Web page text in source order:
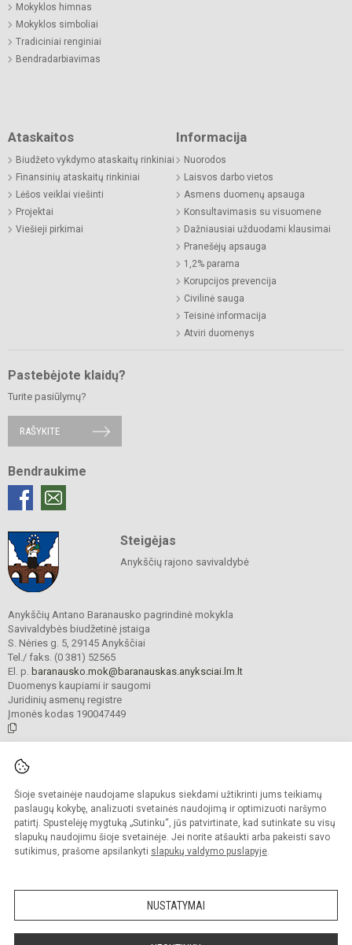
Šioje svetainėje naudojame slapukus siekdami užtikrinti jums teikiamų
paslaugų kokybę, analizuoti svetainės naudojimą ir optimizuoti naršymo
patirtį. Spustelėję mygtuką „Sutinku“, jūs patvirtinate, kad sutinkate su visų
slapukų naudojimu šioje svetainėje. Jei norite atšaukti arba pakeisti savo
sutikimus, prašome apsilankyti slapukų valdymo puslapyje.
NUSTATYMAI
Mokyklos himnas
Mokyklos simboliai
Tradiciniai renginiai
Bendradarbiavimas
Ataskaitos
Biudžeto vykdymo ataskaitų rinkiniai
Finansinių ataskaitų rinkiniai
Lėšos veiklai viešinti
Projektai
Viešieji pirkimai
Informacija
Nuorodos
Laisvos darbo vietos
Asmens duomenų apsauga
Konsultavimasis su visuomene
Dažniausiai užduodami klausimai
Pranešėjų apsauga
1,2% parama
Korupcijos prevencija
Civilinė sauga
Teisinė informacija
Atviri duomenys
Pastebėjote klaidų?
Turite pasiūlymų?
RAŠYKITE
Bendraukime
Steigėjas
Anykščių rajono savivaldybė
Anykščių Antano Baranausko pagrindinė mokykla
Savivaldybės biudžetinė įstaiga
S. Nėries g. 5, 29145 Anykščiai
Tel./ faks. (0 381) 52565
El. p. baranausko.mok@baranauskas.anyksciai.lm.lt
Duomenys kaupiami ir saugomi
Juridinių asmenų registre
Įmonės kodas 190047449
Kopijuoti turinį be raštiško mokyklos administracijos sutikimo griežtai
draudžiama.
Prieinamumo paraiška Slapukų valdymas
Sumanus būdas atnaujinti